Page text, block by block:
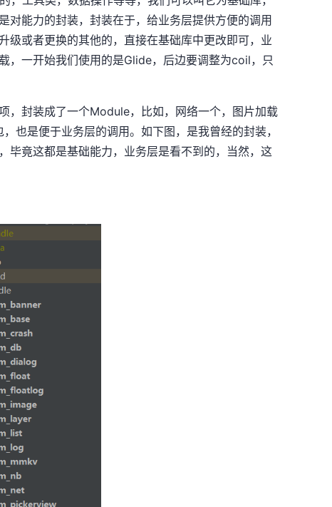
对能力的封装，封装在于，给业务层提供方便的调用
级或者更换的其他的，直接在基础库中更改即可，业
，一开始我们使用的是Glide，后边要调整为coil，只
，封装成了一个Module，比如，网络一个，图片加载
也是便于业务层的调用。如下图，是我曾经的封装，
毕竟这都是基础能力，业务层是看不到的，当然，这